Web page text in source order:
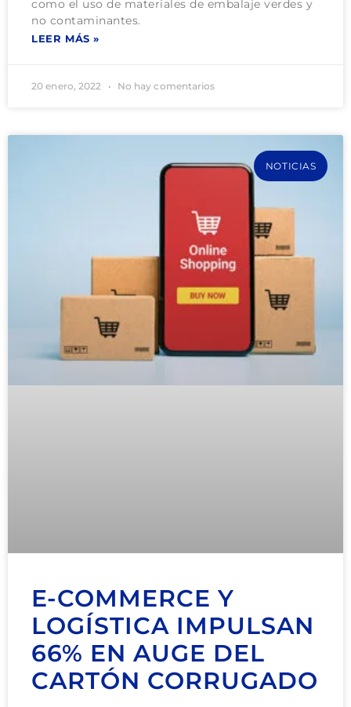
como el uso de materiales de embalaje verdes y
no contaminantes.
LEER MÁS »
20 enero, 2022 No hay comentarios
NOTICIAS
E-COMMERCE Y
LOGÍSTICA IMPULSAN
66% EN AUGE DEL
CARTÓN CORRUGADO